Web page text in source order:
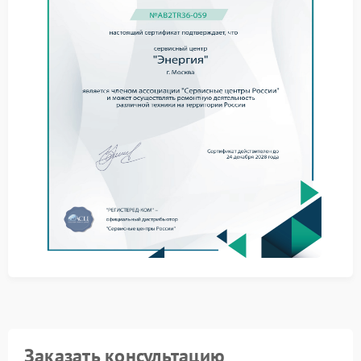
На начальном этапе стоит выполнить несколько
перезапустить ИБП;
отключить лишние устройства;
и уточнить характер проблемы.
При сохранении признаков необходим ремонт
Энергия, поскольку неисправная защита не
способна предотвратить повреждения внутренних
нарушения в работе защитной системы и устранить
Заказать консультацию